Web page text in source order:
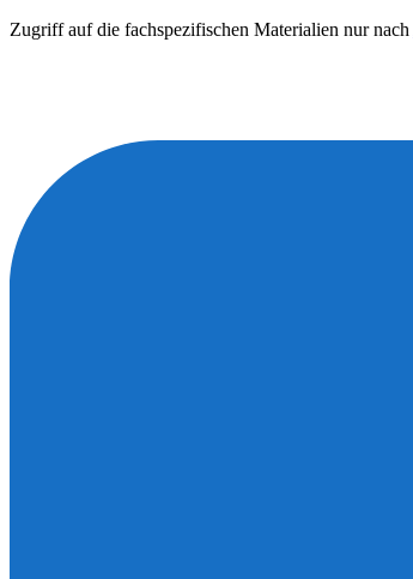
Zugriff auf die fachspezifischen Materialien nur nach